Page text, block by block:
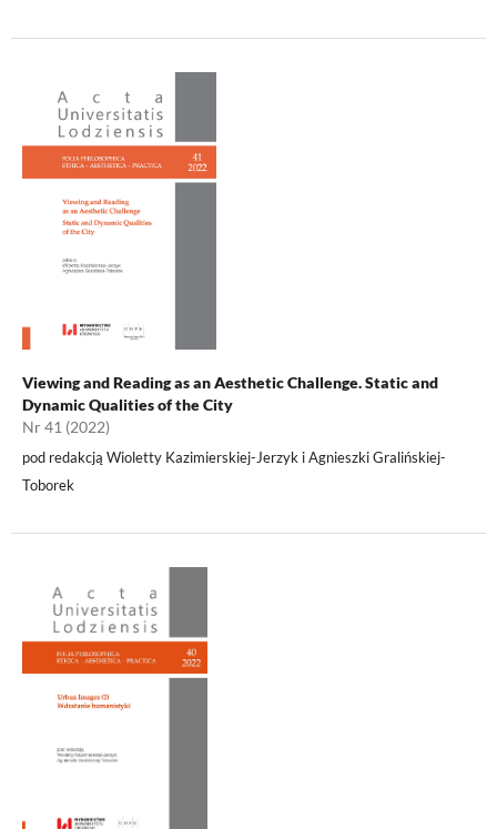
Viewing and Reading as an Aesthetic Challenge. Static and
Dynamic Qualities of the City
Nr 41 (2022)
pod redakcją Wioletty Kazimierskiej-Jerzyk i Agnieszki Gralińskiej-
Toborek